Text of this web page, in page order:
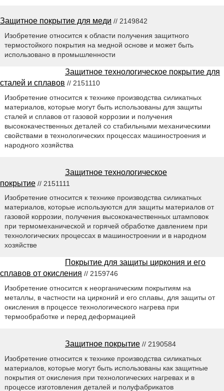
Защитное покрытие для меди // 2149842
Изобретение относится к области получения защитного
термостойкого покрытия на медной основе и может быть
использовано в промышленности
Защитное технологическое покрытие для
сталей и сплавов // 2151110
Изобретение относится к технике производства силикатных
материалов, которые могут быть использованы для защиты
сталей и сплавов от газовой коррозии и получения
высококачественных деталей со стабильными механическими
свойствами в технологических процессах машиностроения и
народного хозяйства
Защитное технологическое
покрытие // 2151111
Изобретение относится к технике производства силикатных
материалов, которые используются для защиты материалов от
газовой коррозии, получения высококачественных штамповок
при термомеханической и горячей обработке давлением при
технологических процессах в машиностроении и в народном
хозяйстве
Покрытие для защиты циркония и его
сплавов от окисления // 2159746
Изобретение относится к неорганическим покрытиям на
металлы, в частности на цирконий и его сплавы, для защиты от
окисления в процессе технологического нагрева при
термообработке и перед деформацией
Защитное покрытие // 2190584
Изобретение относится к технике производства силикатных
материалов, которые могут быть использованы как защитные
покрытия от окисления при технологических нагревах и в
процессе изготовления деталей и полуфабрикатов